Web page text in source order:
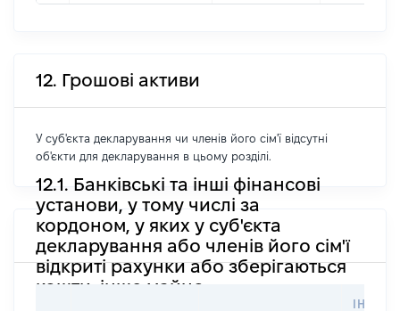
12. Грошові активи
У суб'єкта декларування чи членів його сім'ї відсутні
об'єкти для декларування в цьому розділі.
12.1. Банківські та інші фінансові
установи, у тому числі за
кордоном, у яких у суб'єкта
декларування або членів його сім'ї
відкриті рахунки або зберігаються
кошти, інше майно